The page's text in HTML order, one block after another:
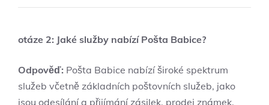
otáze 2: Jaké služby nabízí Pošta Babice?
Odpověď: Pošta Babice nabízí široké spektrum
služeb včetně základních poštovních služeb, jako
jsou odesílání a přijímání zásilek, prodej známek,